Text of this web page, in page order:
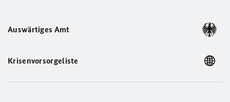
Auswärtiges Amt
Krisenvorsorgeliste